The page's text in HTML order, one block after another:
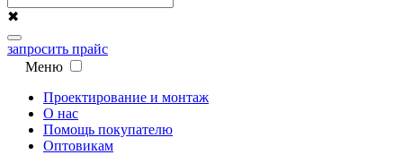
✖
запросить прайс
Меню
Проектирование и монтаж
О нас
Помощь покупателю
Оптовикам